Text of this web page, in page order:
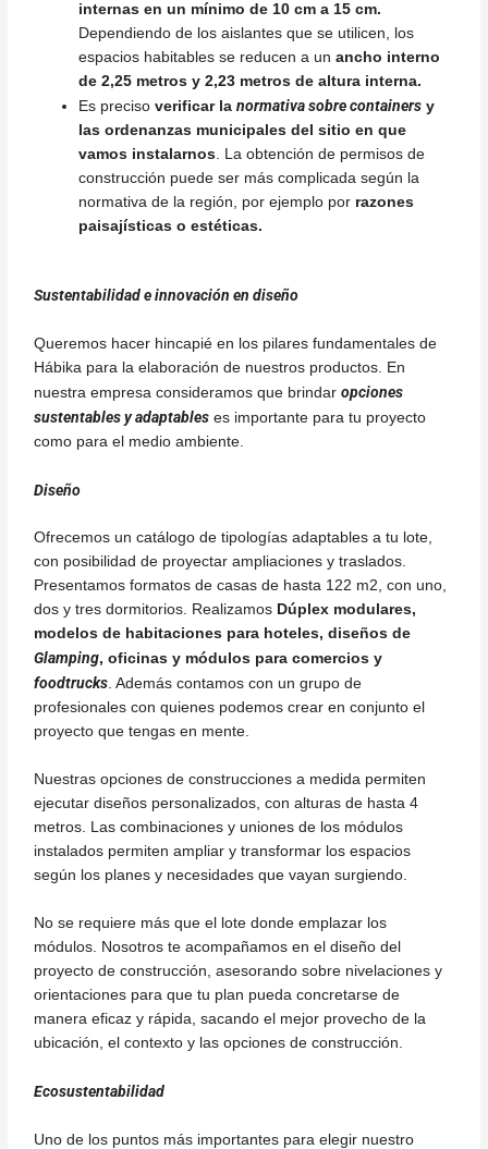
internas en un mínimo de 10 cm a 15 cm.
Dependiendo de los aislantes que se utilicen, los
espacios habitables se reducen a unancho interno
de 2,25 metros y 2,23 metros de altura interna.
Es precisoverificar lanormativa sobre containers y
las ordenanzas municipales del sitio en que
vamos instalarnos. La obtención de permisos de
construcción puede ser más complicada según la
normativa de la región, por ejemplo por razones
paisajísticas o estéticas.
Sustentabilidad e innovación en diseño
Queremos hacer hincapié en los pilares fundamentales de
Hábika para la elaboración de nuestros productos. En
nuestra empresa consideramos que brindaropciones
sustentables y adaptables es importante para tu proyecto
como para el medio ambiente.
Diseño
Ofrecemos un catálogo de tipologías adaptables a tu lote,
con posibilidad de proyectar ampliaciones y traslados.
Presentamos formatos de casas de hasta 122 m2, con uno,
dos y tres dormitorios. Realizamos Dúplex modulares,
modelos de habitaciones para hoteles, diseños de
Glamping, oficinas y módulos para comercios y
foodtrucks. Además contamos con un grupo de
profesionales con quienes podemos crear en conjunto el
proyecto que tengas en mente.
Nuestras opciones de construcciones a medida permiten
ejecutar diseños personalizados, con alturas de hasta 4
metros. Las combinaciones y uniones de los módulos
instalados permiten ampliar y transformar los espacios
según los planes y necesidades que vayan surgiendo.
No se requiere más que el lote donde emplazar los
módulos. Nosotros te acompañamos en el diseño del
proyecto de construcción, asesorando sobre nivelaciones y
orientaciones para que tu plan pueda concretarse de
manera eficaz y rápida, sacando el mejor provecho de la
ubicación, el contexto y las opciones de construcción.
Ecosustentabilidad
Uno de los puntos más importantes para elegir nuestro